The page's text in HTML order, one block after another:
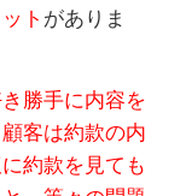
ト がありま
勝手に内容を
客は約款の内
約款を見ても